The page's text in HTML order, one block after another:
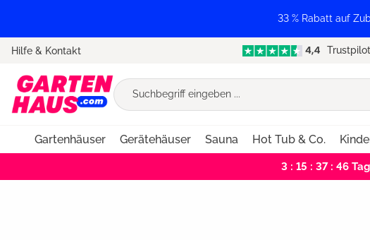
33 % Rabatt auf
Hilfe & Kontakt Trustpilot
Gartenhäuser Gerätehäuser Sauna Hot Tub & Co.
3 : 15 : 37 : 46